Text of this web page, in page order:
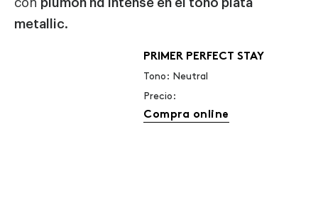
con plumón hd intense en el tono plata
metallic.
PRIMER PERFECT STAY
Tono: Neutral
Precio:
Compra online